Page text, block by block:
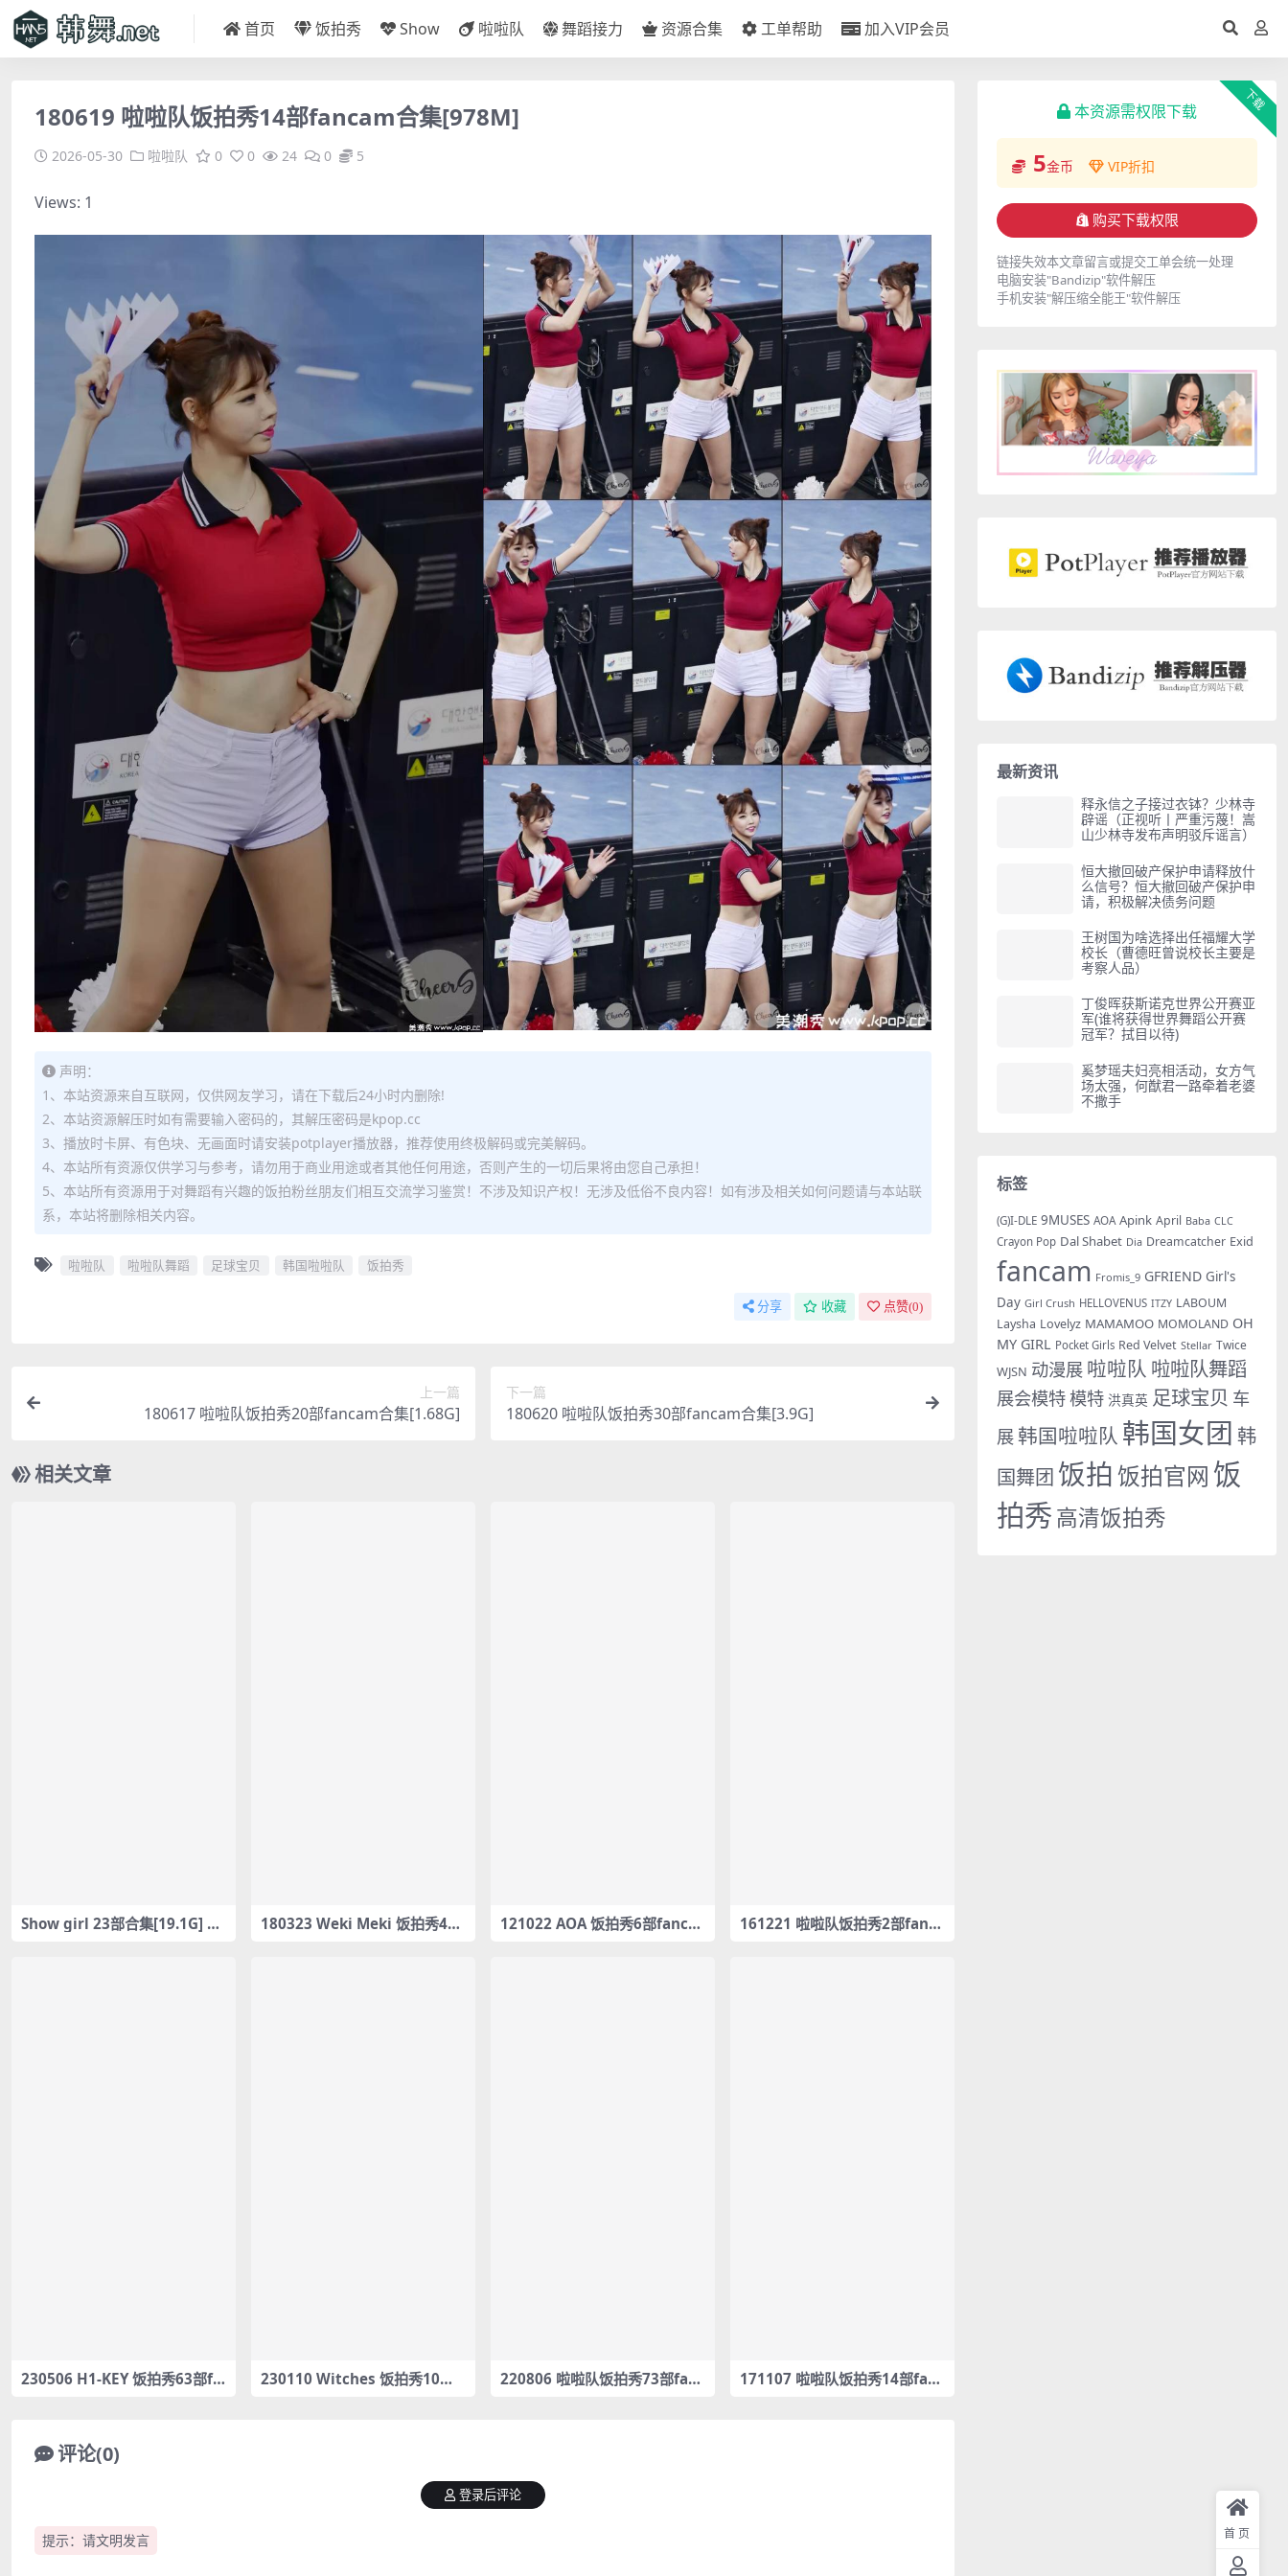
首页 饭拍秀 Show 啦啦队 舞蹈接力 资源合集 工单帮助 加入VIP会员
180619 啦啦队饭拍秀14部fancam合集[978M]
2026-05-30 啦啦队 0 0 24 0 5
Views: 1
声明：
1、本站资源来自互联网，仅供网友学习，请在下载后24小时内删除!
2、本站资源解压时如有需要输入密码的，其解压密码是kpop.cc
3、播放时卡屏、有色块、无画面时请安装potplayer播放器，推荐使用终极解码或完美解码。
4、本站所有资源仅供学习与参考，请勿用于商业用途或者其他任何用途，否则产生的一切后果将由您自己承担！
5、本站所有资源用于对舞蹈有兴趣的饭拍粉丝朋友们相互交流学习鉴赏！不涉及知识产权！无涉及低俗不良内容！如有涉及相关如何问题请与本站联
系，本站将删除相关内容。
啦啦队 啦啦队舞蹈 足球宝贝 韩国啦啦队 饭拍秀
分享 收藏 点赞(0)
上一篇
180617 啦啦队饭拍秀20部fancam合集[1.68G]
下一篇
180620 啦啦队饭拍秀30部fancam合集[3.9G]
相关文章
Show girl 23部合集[19.1G] #1
180323 Weki Meki 饭拍秀4部
121022 AOA 饭拍秀6部fanca
161221 啦啦队饭拍秀2部fanca
230506 H1-KEY 饭拍秀63部fa
230110 Witches 饭拍秀10部f
220806 啦啦队饭拍秀73部fanc
171107 啦啦队饭拍秀14部fanc
评论(0)
提示：请文明发言
登录后评论
下载
本资源需权限下载
5金币 VIP折扣
购买下载权限
链接失效本文章留言或提交工单会统一处理
电脑安装"Bandizip"软件解压
手机安装"解压缩全能王"软件解压
最新资讯
释永信之子接过衣钵？少林寺
辟谣（正视听丨严重污蔑！嵩
山少林寺发布声明驳斥谣言）
恒大撤回破产保护申请释放什
么信号？恒大撤回破产保护申
请，积极解决债务问题
王树国为啥选择出任福耀大学
校长（曹德旺曾说校长主要是
考察人品）
丁俊晖获斯诺克世界公开赛亚
军(谁将获得世界舞蹈公开赛
冠军？拭目以待)
奚梦瑶夫妇亮相活动，女方气
场太强，何猷君一路牵着老婆
不撒手
标签
(G)I-DLE 9MUSES AOA Apink April Baba CLC
Crayon Pop Dal Shabet Dia Dreamcatcher Exid
fancam Fromis_9 GFRIEND Girl's
Day Girl Crush HELLOVENUS ITZY LABOUM
Laysha Lovelyz MAMAMOO MOMOLAND OH
MY GIRL Pocket Girls Red Velvet Stellar Twice
WJSN 动漫展 啦啦队 啦啦队舞蹈
展会模特模特 洪真英 足球宝贝 车
展韩国啦啦队 韩国女团 韩
国舞团 饭拍饭拍官网 饭
拍秀高清饭拍秀
首页